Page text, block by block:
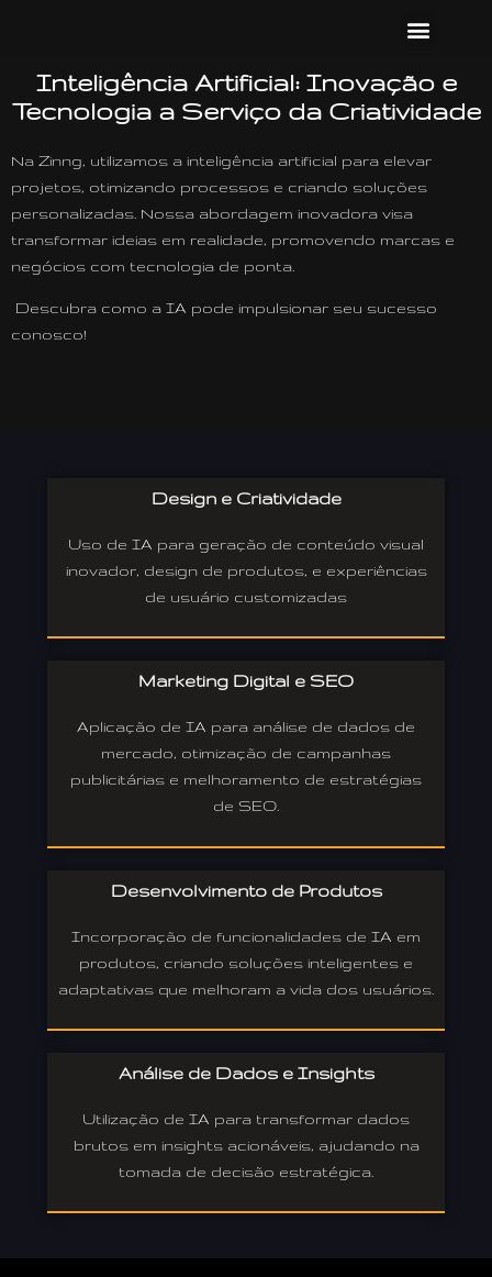
Inteligência Artificial: Inovação e
Tecnologia a Serviço da Criatividade
Na Zinng, utilizamos a inteligência artificial para elevar
projetos, otimizando processos e criando soluções
personalizadas. Nossa abordagem inovadora visa
transformar ideias em realidade, promovendo marcas e
negócios com tecnologia de ponta.
Descubra como a IA pode impulsionar seu sucesso
conosco!
Design e Criatividade
Uso de IA para geração de conteúdo visual
inovador, design de produtos, e experiências
de usuário customizadas
Marketing Digital e SEO
Aplicação de IA para análise de dados de
mercado, otimização de campanhas
publicitárias e melhoramento de estratégias
de SEO.
Desenvolvimento de Produtos
Incorporação de funcionalidades de IA em
produtos, criando soluções inteligentes e
adaptativas que melhoram a vida dos usuários.
Análise de Dados e Insights
Utilização de IA para transformar dados
brutos em insights acionáveis, ajudando na
tomada de decisão estratégica.